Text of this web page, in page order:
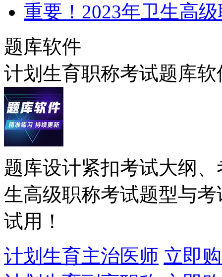
重要！2023年卫生高
题库软件
计划生育职称考试题库
题库设计紧扣考试大纲
生高级职称考试题型与
试用！
计划生育主治医师 立即